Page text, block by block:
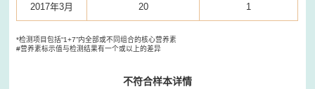
2017年3月 20 1
*检测项目包括“1+7”内全部或不同组合的核心营养素
#营养素标示值与检测结果有一个或以上的差异
不符合样本详情